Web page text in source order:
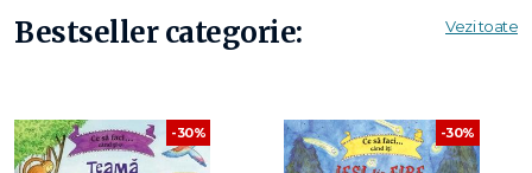
Bestseller categorie: Vezi toate
-30% -30%